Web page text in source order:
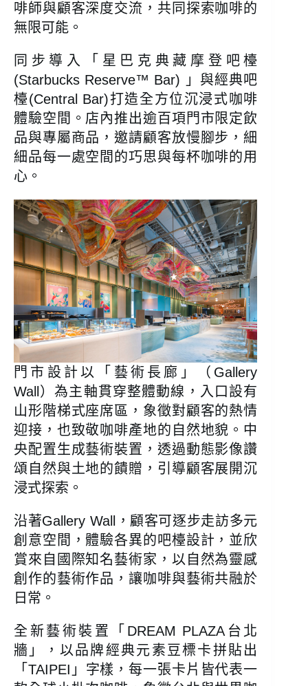
啡師與顧客深度交流，共同探索咖啡的
無限可能。
同步導入「星巴克典藏摩登吧檯
(Starbucks Reserve™ Bar) 」與經典吧
檯(Central Bar)打造全方位沉浸式咖啡
體驗空間。店內推出逾百項門市限定飲
品與專屬商品，邀請顧客放慢腳步，細
細品每一處空間的巧思與每杯咖啡的用
心。
門市設計以「藝術長廊」（Gallery
Wall）為主軸貫穿整體動線，入口設有
山形階梯式座席區，象徵對顧客的熱情
迎接，也致敬咖啡產地的自然地貌。中
央配置生成藝術裝置，透過動態影像讚
頌自然與土地的饋贈，引導顧客展開沉
浸式探索。
沿著Gallery Wall，顧客可逐步走訪多元
創意空間，體驗各異的吧檯設計，並欣
賞來自國際知名藝術家，以自然為靈感
創作的藝術作品，讓咖啡與藝術共融於
日常。
全新藝術裝置「DREAM PLAZA台北
牆」，以品牌經典元素豆標卡拼貼出
「TAIPEI」字樣，每一張卡片皆代表一